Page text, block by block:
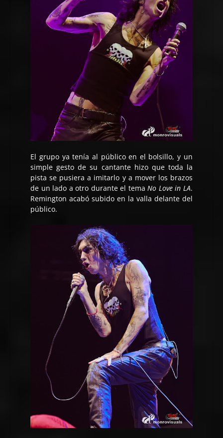
El grupo ya tenía al público en el bolsillo, y un
simple gesto de su cantante hizo que toda la
pista se pusiera a imitarlo y a mover los brazos
de un lado a otro durante el temaNo Love in LA.
Remington acabó subido en la valla delante del
público.